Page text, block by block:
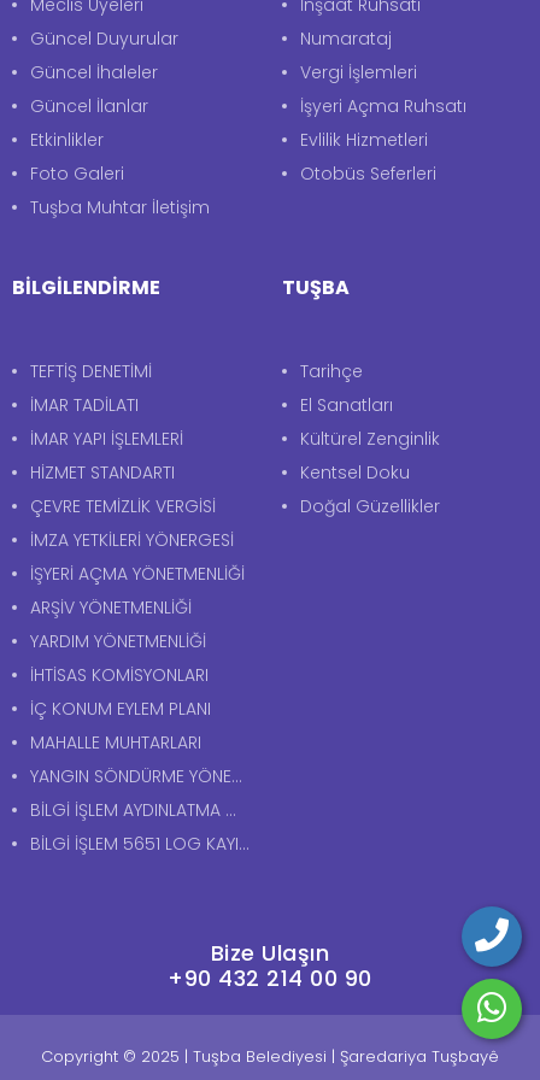
Meclis Üyeleri
Güncel Duyurular
Güncel İhaleler
Güncel İlanlar
Etkinlikler
Foto Galeri
Tuşba Muhtar İletişim
İnşaat Ruhsatı
Numarataj
Vergi İşlemleri
İşyeri Açma Ruhsatı
Evlilik Hizmetleri
Otobüs Seferleri
BİLGİLENDİRME
TEFTİŞ DENETİMİ
İMAR TADİLATI
İMAR YAPI İŞLEMLERİ
HİZMET STANDARTI
ÇEVRE TEMİZLİK VERGİSİ
İMZA YETKİLERİ YÖNERGESİ
İŞYERİ AÇMA YÖNETMENLİĞİ
ARŞİV YÖNETMENLİĞİ
YARDIM YÖNETMENLİĞİ
İHTİSAS KOMİSYONLARI
İÇ KONUM EYLEM PLANI
MAHALLE MUHTARLARI
YANGIN SÖNDÜRME YÖNERGESİ
BİLGİ İŞLEM AYDINLATMA METNİ
BİLGİ İŞLEM 5651 LOG KAYITLARI AYDINLATMA METNİ
TUŞBA
Tarihçe
El Sanatları
Kültürel Zenginlik
Kentsel Doku
Doğal Güzellikler
Bize Ulaşın
+90 432 214 00 90
Copyright © 2025 | Tuşba Belediyesi | Şaredariya Tuşbayê